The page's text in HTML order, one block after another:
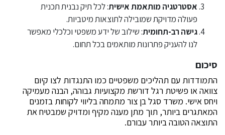
אסטרטגיה מותאמת אישית: לכל תיק נבנית תכנית
פעולה מדויקת שמובילה לתוצאות מיטביות.
גישה רב-תחומית: שילוב של ידע משפטי וכלכלי מאפשר
לנו להעניק פתרונות מותאמים בכל תחום.
סיכום
התמודדות עם תהליכים משפטיים כמו התנגדות לצו קיום
צוואה או פשיטת רגל דורשת מקצועיות גבוהה, הבנה מעמיקה
ויחס אישי. משרד סגל בן צור מתמחה בליווי לקוחות בזמנים
המאתגרים ביותר, תוך מתן מענה מקיף ומדויק שמבטיח את
התוצאה הטובה ביותר עבורם.